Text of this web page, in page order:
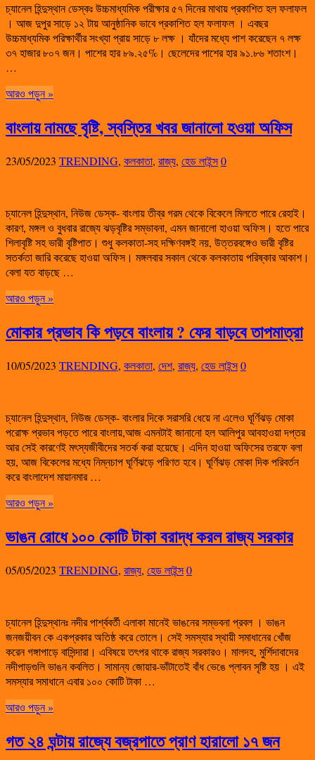
চ্যানেল হিন্দুস্থান ডেস্কঃ উচ্চমাধ্যমিক পরীক্ষার ৫৭ দিনের মাথায় প্রকাশিত হল ফলাফল
। আজ দুপুর সাড়ে ১২ টায় আনুষ্ঠানিক ভাবে প্রকাশিত হল ফলাফল । এবছর
উচ্চমাধ্যমিক পরিক্ষার্থীর সংখ্যা প্রায় সাড়ে ৮ লক্ষ । যাঁদের মধ্যে পাশ করেছেন ৭ লক্ষ
৩৭ হাজার ৮০৭ জন। পাশের হার ৮৯.২৫%। ছেলেদের পাশের হার ৯১.৮৬ শতাংশ।
…
আরও পড়ুন »
বাংলায় নামছে বৃষ্টি, স্বস্তির খবর জানালো হওয়া অফিস
23/05/2023 TRENDING, কলকাতা, রাজ্য, হেড লাইন্স0
চ্যানেল হিন্দুস্থান, নিউজ ডেস্ক- বাংলায় তীব্র গরম থেকে বিকেলে মিলতে পারে রেহাই।
কারণ, মঙ্গল ও বুধবার রাজ্যে ঝড়বৃষ্টির সম্ভাবনা, এমন জানালো হাওয়া অফিস। হতে পারে
শিলাবৃষ্টি সহ ভারী বৃষ্টিপাত। শুধু কলকাতা-সহ দক্ষিণবঙ্গই নয়, উত্তরবঙ্গেও ভারী বৃষ্টির
সতর্কতা জারি করেছে হাওয়া অফিস। মঙ্গলবার সকাল থেকে কলকাতায় পরিষ্কার আকাশ।
বেলা যত বাড়ছে …
আরও পড়ুন »
মোকার প্রভাব কি পড়বে বাংলায় ? ফের বাড়বে তাপমাত্রা
10/05/2023 TRENDING, কলকাতা, দেশ, রাজ্য, হেড লাইন্স0
চ্যানেল হিন্দুস্থান, নিউজ ডেস্ক- বাংলার দিকে সরাসরি ধেয়ে না এলেও ঘূর্ণিঝড় মোকা
পরোক্ষ প্রভাব পড়তে পারে বাংলায়,আজ এমনটাই জানানো হল আলিপুর আবহাওয়া দপ্তর
আর সেই কারণেই মৎস্যজীবীদের সতর্ক করা হয়েছে। এদিন হাওয়া অফিসের তরফে বলা
হয়, আজ বিকেলের মধ্যে নিম্নচাপ ঘূর্ণিঝড়ে পরিণত হবে। ঘূর্ণিঝড় মোকা দিক পরিবর্তন
করে বাংলাদেশ মায়ানমার …
আরও পড়ুন »
ভাঙন রোধে ১০০ কোটি টাকা বরাদ্ধ করল রাজ্য সরকার
05/05/2023 TRENDING, রাজ্য, হেড লাইন্স0
চ্যানেল হিন্দুস্থানঃ নদীর পার্শ্ববর্তী এলাকা মানেই ভাঙনের সম্ভবনা প্রবল । ভাঙন
জনজয়ীবন কে একপ্রকার অতিষ্ঠ করে তোলে। সেই সমস্যার স্থায়ী সমাধানের খোঁজ
করেন গঙ্গাপাড়ে বাসিন্দারা। এবিষয়ে তৎপর থাকে রাজ্য সরকারও। মালদহ, মুর্শিদাবাদের
নদীপাড়গুলি ভাঙন কবলিত। সামান্য জোয়ার-ভাঁটাতেই বাঁধ ভেঙে প্লাবন সৃষ্টি হয় । এই
সমস্যার সমাধানে এবার ১০০ কোটি টাকা …
আরও পড়ুন »
গত ২৪ ঘন্টায় রাজ্যে বজ্রপাতে প্রাণ হারালো ১৭ জন